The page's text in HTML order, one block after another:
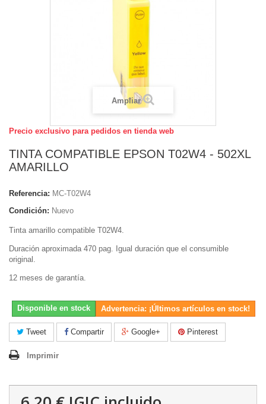
Ampliar
Precio exclusivo para pedidos en tienda web
TINTA COMPATIBLE EPSON T02W4 - 502XL
AMARILLO
Referencia: MC-T02W4
Condición: Nuevo
Tinta amarillo compatible T02W4.
Duración aproximada 470 pag. Igual duración que el consumible
original.
12 meses de garantía.
Disponible en stock Advertencia: ¡Últimos artículos en stock!
Tweet Compartir Google+ Pinterest
Imprimir